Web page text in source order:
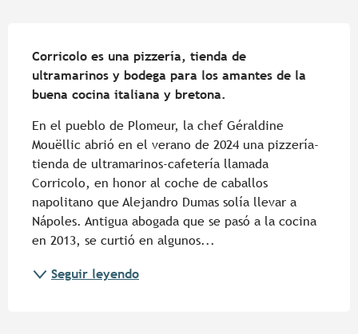
Corricolo es una pizzería, tienda de
ultramarinos y bodega para los amantes de la
buena cocina italiana y bretona.
En el pueblo de Plomeur, la chef Géraldine
Mouëllic abrió en el verano de 2024 una pizzería-
tienda de ultramarinos-cafetería llamada
Corricolo, en honor al coche de caballos
napolitano que Alejandro Dumas solía llevar a
Nápoles. Antigua abogada que se pasó a la cocina
en 2013, se curtió en algunos...
Seguir leyendo